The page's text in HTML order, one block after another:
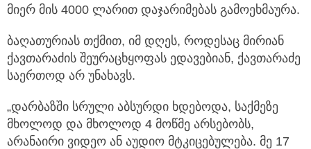
მიერ მის 4000 ლარით დაჯარიმებას გამოეხმაურა.
ბაღათურიას თქმით, იმ დღეს, როდესაც მირიან
ქავთარაძის შეურაცხყოფას ედავებიან, ქავთარაძე
საერთოდ არ უნახავს.
„დარბაზში სრული აბსურდი ხდებოდა, საქმეზე
მხოლოდ და მხოლოდ 4 მოწმე არსებობს,
არანაირი ვიდეო ან აუდიო მტკიცებულება. მე 17